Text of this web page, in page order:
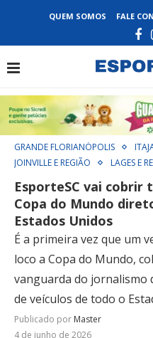
QUEM SOMOS FALE
GRANDE FLORIANÓPOLIS
JOINVILLE E REGIÃO
LAGES E
EsporteSC vai cobrir
Copa do Mundo
Estados Unidos
É a primeira vez que um
loco a Copa do Mundo,
vanguarda do jornalismo
de veículos de todo o
Publicado por Master
4 de junho de 2026